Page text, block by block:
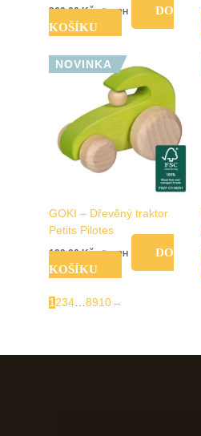
269,00Kč vč. DPH
DO
KOŠÍKU
NOVINKA
GOKI – Dřevěný traktor
Petits Pilotes
199,00Kč vč. DPH
DO
KOŠÍKU
1234…8910→